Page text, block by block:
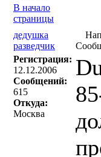
В начало
страницы
дедушка
разведчик
Регистрация:
12.12.2006
Сообщений:
615
Откуда:
Москва